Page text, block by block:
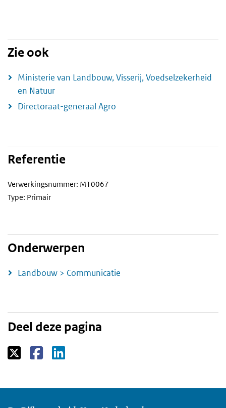
Zie ook
Ministerie van Landbouw, Visserij, Voedselzekerheid
en Natuur
Directoraat-generaal Agro
Referentie
Verwerkingsnummer: M10067
Type: Primair
Onderwerpen
Landbouw > Communicatie
Deel deze pagina